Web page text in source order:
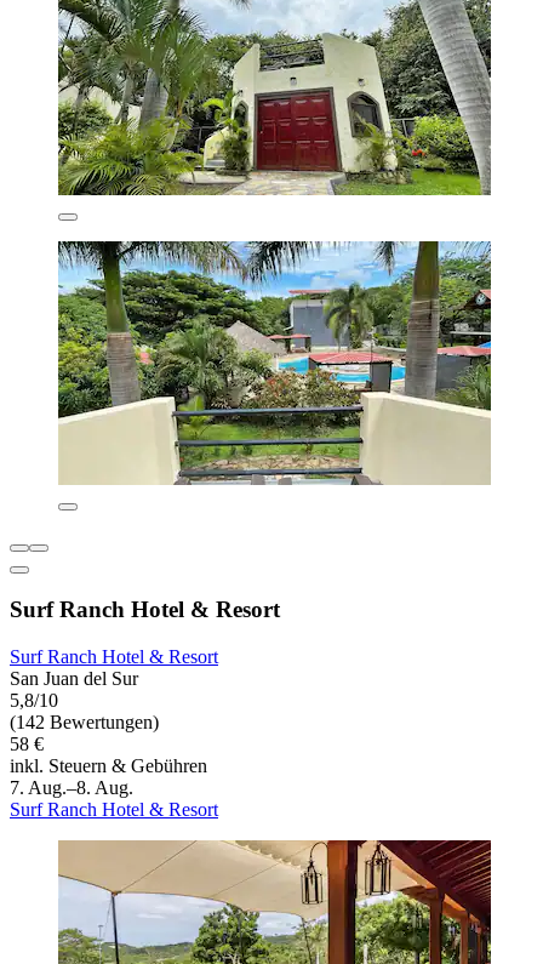
Surf Ranch Hotel & Resort
Surf Ranch Hotel & Resort
San Juan del Sur
5,8/10
(142 Bewertungen)
58 €
inkl. Steuern & Gebühren
7. Aug.–8. Aug.
Surf Ranch Hotel & Resort